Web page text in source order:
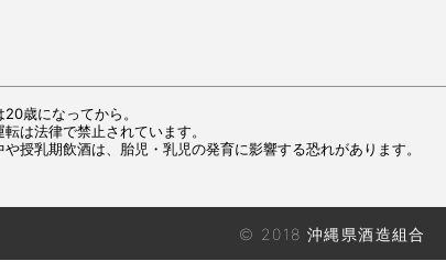
20歳になってから。
転は法律で禁止されています。
や授乳期飲酒は、胎児・乳児の発育に影響する恐れがあります。
© 2018 沖縄県酒造組合